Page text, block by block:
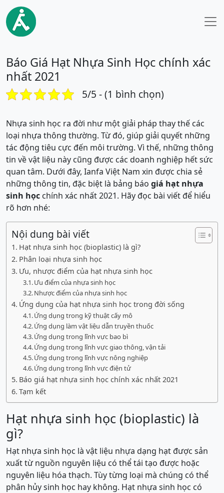
Báo Giá Hạt Nhựa Sinh Học chính xác
nhất 2021
5/5 - (1 bình chọn)
Nhựa sinh học ra đời như một giải pháp thay thế các
loại nhựa thông thường. Từ đó, giúp giải quyết những
tác động tiêu cực đến môi trường. Vì thế, những thông
tin về vật liệu này cũng được các doanh nghiệp hết sức
quan tâm. Dưới đây, Ianfa Việt Nam xin được chia sẻ
những thông tin, đặc biệt là bảng báo giá hạt nhựa
sinh học chính xác nhất 2021. Hãy đọc bài viết để hiểu
rõ hơn nhé:
Nội dung bài viết
Hạt nhựa sinh học (bioplastic) là gì?
Phân loại nhựa sinh học
Ưu, nhược điểm của hạt nhựa sinh học
Ưu điểm của nhựa sinh học
Nhược điểm của nhựa sinh học
Ứng dụng của hạt nhựa sinh học trong đời sống
Ứng dụng trong kỹ thuật cấy mô
Ứng dụng làm vật liệu dẫn truyền thuốc
Ứng dụng trong lĩnh vực bao bì
Ứng dụng trong lĩnh vực giao thông, vận tải
Ứng dụng trong lĩnh vực nông nghiệp
Ứng dụng trong lĩnh vực điện tử
Báo giá hạt nhựa sinh học chính xác nhất 2021
Tạm kết
Hạt nhựa sinh học (bioplastic) là
gì?
Hạt nhựa sinh học là vật liệu nhựa dạng hạt được sản
xuất từ nguồn nguyên liệu có thể tái tạo được hoặc
nguyên liệu hóa thạch. Tùy từng loại mà chúng có thể
phân hủy sinh học hay không. Hạt nhựa sinh học có